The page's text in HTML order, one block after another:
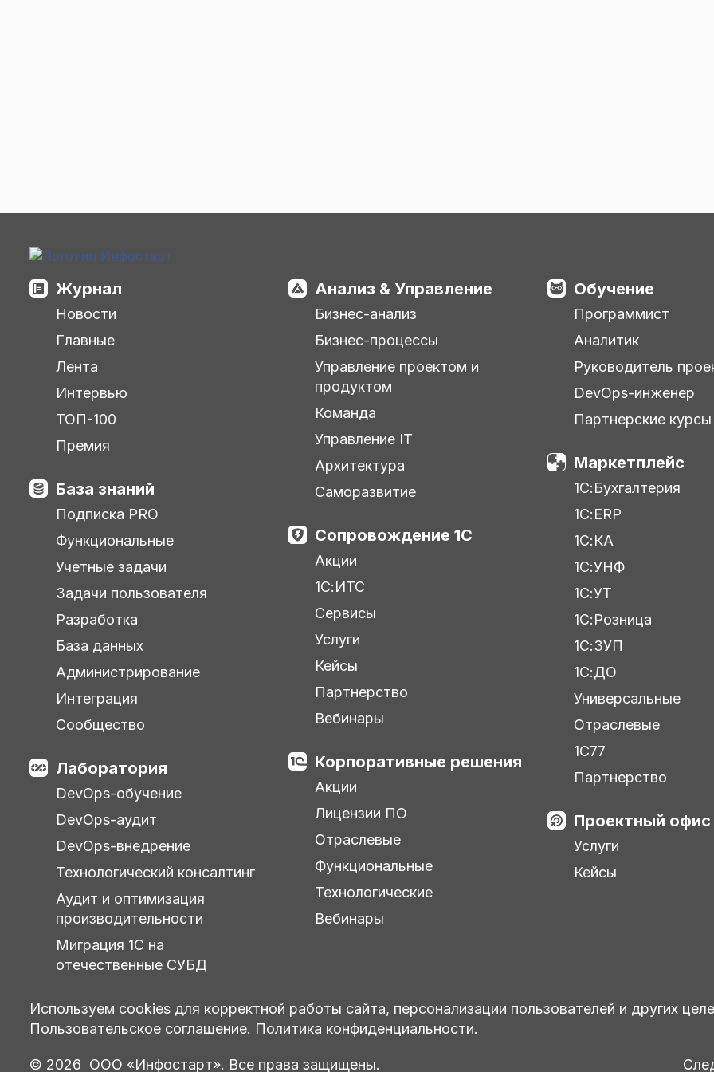
Журнал
Новости
Главные
Лента
Интервью
ТОП-100
Премия
База знаний
Подписка PRO
Функциональные
Учетные задачи
Задачи пользователя
Разработка
База данных
Администрирование
Интеграция
Сообщество
Лаборатория
DevOps-обучение
DevOps-аудит
DevOps-внедрение
Технологический консалтинг
Аудит и оптимизация
производительности
Миграция 1С на
отечественные СУБД
Анализ & Управление
Бизнес-анализ
Бизнес-процессы
Управление проектом и
продуктом
Команда
Управление IT
Архитектура
Саморазвитие
Сопровождение 1С
Акции
1С:ИТС
Сервисы
Услуги
Кейсы
Партнерство
Вебинары
Корпоративные решения
Акции
Лицензии ПО
Отраслевые
Функциональные
Технологические
Вебинары
Обучение
Программист
Аналитик
Руководитель
DevOps-инженер
Партнерские курсы
Маркетплейс
1С:Бухгалтерия
1С:ERP
1С:КА
1С:УНФ
1С:УТ
1С:Розница
1С:ЗУП
1С:ДО
Универсальные
Отраслевые
1С77
Партнерство
Проектный офис
Услуги
Кейсы
Используем cookies для корректной работы сайта, персонализации пользователей и других
Пользовательское соглашение. Политика конфиденциальности.
© 2026 ООО «Инфостарт». Все права защищены.